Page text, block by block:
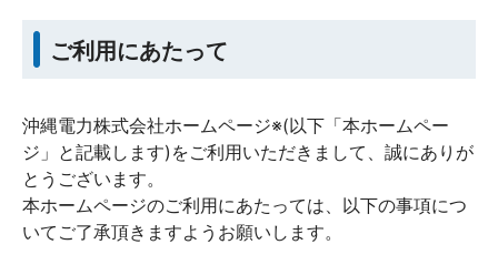
ご利用にあたって
沖縄電力株式会社ホームページ※(以下「本ホームペー
ジ」と記載します)をご利用いただきまして、誠にありが
とうございます。
本ホームページのご利用にあたっては、以下の事項につ
いてご了承頂きますようお願いします。